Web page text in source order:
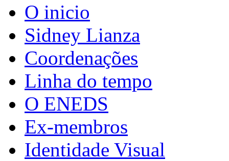
O inicio
Sidney Lianza
Coordenações
Linha do tempo
O ENEDS
Ex-membros
Identidade Visual